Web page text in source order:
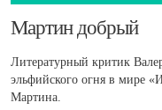
​Мартин добрый
Литературный критик
эльфийского огня в мире
Мартина.